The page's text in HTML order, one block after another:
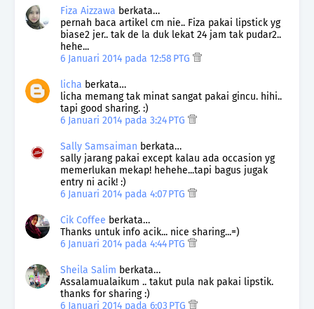
Fiza Aizzawa berkata…
pernah baca artikel cm nie.. Fiza pakai lipstick yg
biase2 jer.. tak de la duk lekat 24 jam tak pudar2..
hehe...
6 Januari 2014 pada 12:58 PTG
licha berkata…
licha memang tak minat sangat pakai gincu. hihi..
tapi good sharing. :)
6 Januari 2014 pada 3:24 PTG
Sally Samsaiman berkata…
sally jarang pakai except kalau ada occasion yg
memerlukan mekap! hehehe...tapi bagus jugak
entry ni acik! :)
6 Januari 2014 pada 4:07 PTG
Cik Coffee berkata…
Thanks untuk info acik... nice sharing...=)
6 Januari 2014 pada 4:44 PTG
Sheila Salim berkata…
Assalamualaikum .. takut pula nak pakai lipstik.
thanks for sharing :)
6 Januari 2014 pada 6:03 PTG